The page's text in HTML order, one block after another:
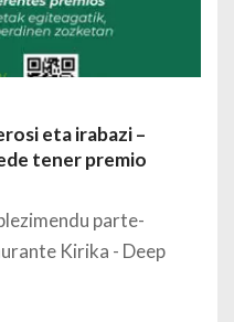
eta irabazi –
tener premio
parte-
Kirika - Deep